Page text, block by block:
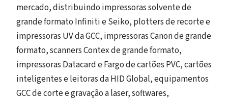
mercado, distribuindo impressoras solvente de
grande formato Infiniti e Seiko, plotters de recorte e
impressoras UV da GCC, impressoras Canon de grande
formato, scanners Contex de grande formato,
impressoras Datacard e Fargo de cartões PVC, cartões
inteligentes e leitoras da HID Global, equipamentos
GCC de corte e gravação a laser, softwares,